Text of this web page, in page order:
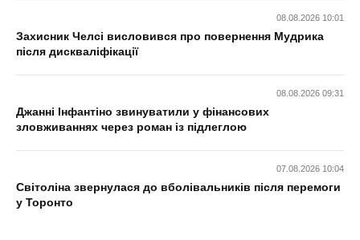
08.08.2026 10:01
Захисник Челсі висловився про повернення Мудрика
після дискваліфікації
08.08.2026 09:31
Джанні Інфантіно звинуватили у фінансових
зловживаннях через роман із підлеглою
07.08.2026 10:04
Світоліна звернулася до вболівальників після перемоги
у Торонто